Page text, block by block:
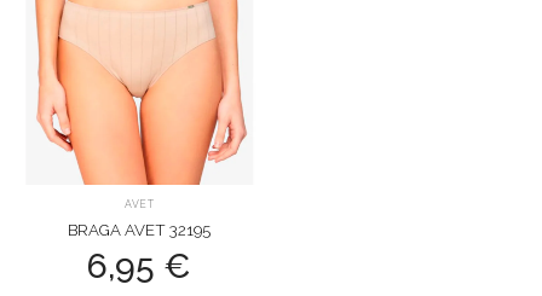
AVET
BRAGA AVET 32195
6,95 €